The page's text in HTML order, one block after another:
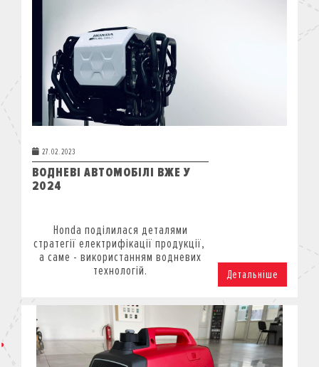
27.02.2023
ВОДНЕВІ АВТОМОБІЛІ ВЖЕ У
2024
Honda поділилася деталями
стратегії електрифікації продукції,
а саме - використанням водневих
технологій.
Детальніше